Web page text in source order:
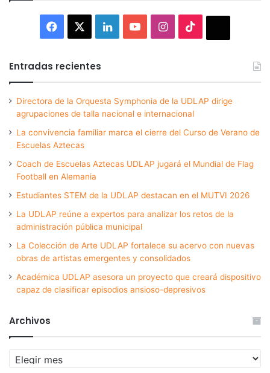
Facebook LinkedInYouTubeInstagram
Entradas recientes
Directora de la Orquesta Symphonia de la UDLAP dirige
agrupaciones de talla nacional e internacional
La convivencia familiar marca el cierre del Curso de Verano de
Escuelas Aztecas
Coach de Escuelas Aztecas UDLAP jugará el Mundial de Flag
Football en Alemania
Estudiantes STEM de la UDLAP destacan en el MUTVI 2026
La UDLAP reúne a expertos para analizar los retos de la
administración pública municipal
La Colección de Arte UDLAP fortalece su acervo con nuevas
obras de artistas emergentes y consolidados
Académica UDLAP asesora un proyecto que creará dispositivo
capaz de clasificar episodios ansioso-depresivos
Archivos
Archivos